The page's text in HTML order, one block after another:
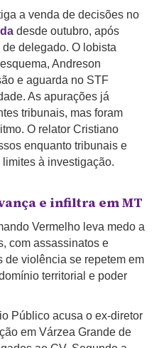
a venda de decisões no
desde outubro, após
delegado. O lobista
Andreson
e aguarda no STF
As apurações já
tribunais, mas foram
O relator Cristiano
enquanto tribunais e
à investigação.
e infiltra em MT
Vermelho leva medo a
com assassinatos e
de violência se repetem em
territorial e poder
Público acusa o ex-diretor
em Várzea Grande de